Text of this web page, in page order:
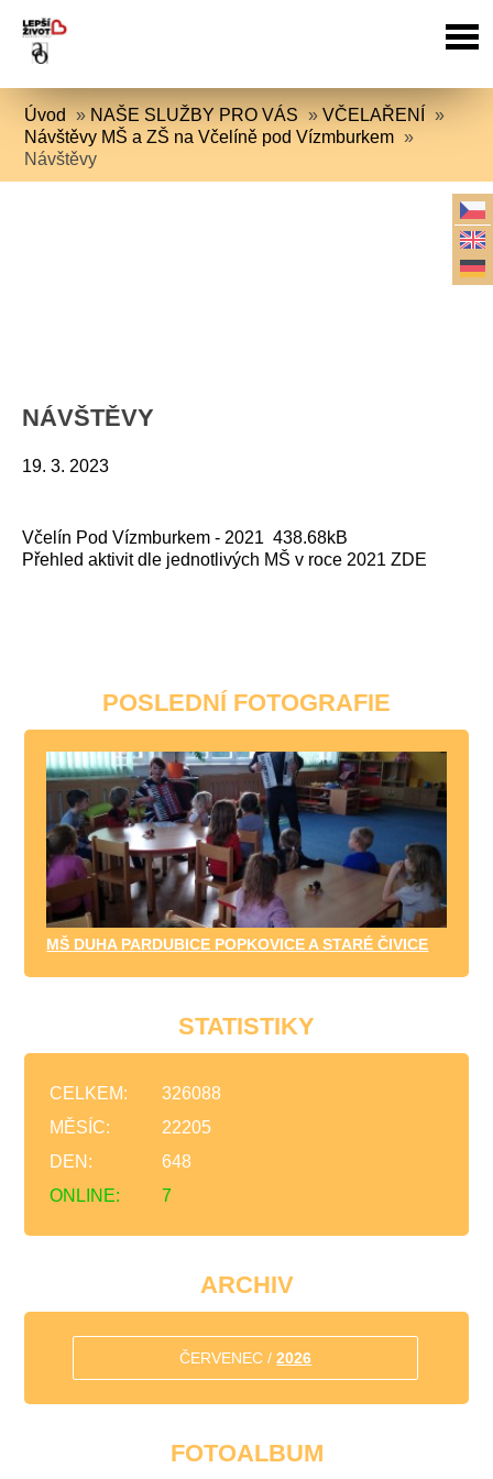
Úvod » NAŠE SLUŽBY PRO VÁS »VČELAŘENÍ
»
Návštěvy MŠ a ZŠ na Včelíně pod Vízmburkem »
Návštěvy
NÁVŠTĚVY
19. 3. 2023
Včelín Pod Vízmburkem - 2021 438.68kB
Přehled aktivit dle jednotlivých MŠ v roce 2021 ZDE
POSLEDNÍ FOTOGRAFIE
MŠ DUHA PARDUBICE POPKOVICE A STARÉ ČIVICE
STATISTIKY
ONLINE: 7
CELKEM:
326088
MĚSÍC:
22205
DEN:
648
ARCHIV
ČERVENEC /2026
FOTOALBUM